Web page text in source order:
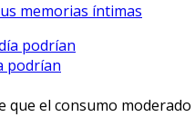
memorias íntimas
podrían
que el consumo